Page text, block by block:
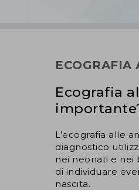
ECOGRAFIA
Ecografia
L’ecografia alle
diagnostico
nei neonati e
di individuare
nascita.